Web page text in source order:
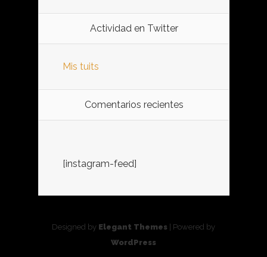
Actividad en Twitter
Mis tuits
Comentarios recientes
[instagram-feed]
Designed by Elegant Themes | Powered by
WordPress